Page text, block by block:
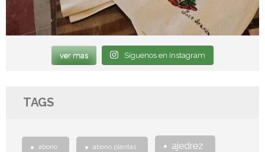
ver mas Síguenos en Instagram
TAGS
abono abono plantas ajedrez